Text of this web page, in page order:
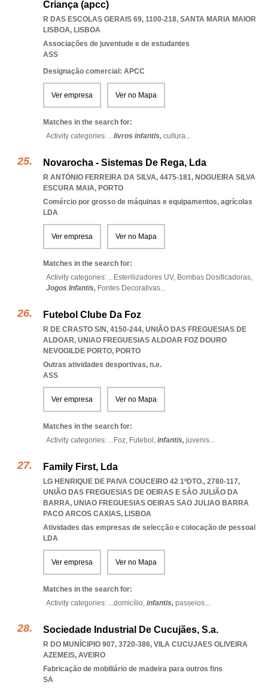
Criança (apcc)
R DAS ESCOLAS GERAIS 69, 1100-218, SANTA MARIA MAIOR
LISBOA, LISBOA
Associações de juventude e de estudantes
ASS
Designação comercial: APCC
Ver empresa Ver no Mapa
Matches in the search for:
Activity categories: ...livros infantis, cultura...
Novarocha - Sistemas De Rega, Lda
R ANTÓNIO FERREIRA DA SILVA, 4475-181, NOGUEIRA SILVA
ESCURA MAIA, PORTO
Comércio por grosso de máquinas e equipamentos, agrícolas
LDA
Ver empresa Ver no Mapa
Matches in the search for:
Activity categories: ...Esterilizadores UV, Bombas Dosificadoras,
Jogos Infantis, Fontes Decorativas...
Futebol Clube Da Foz
R DE CRASTO S/N, 4150-244, UNIÃO DAS FREGUESIAS DE
ALDOAR, UNIAO FREGUESIAS ALDOAR FOZ DOURO
NEVOGILDE PORTO, PORTO
Outras atividades desportivas, n.e.
ASS
Ver empresa Ver no Mapa
Matches in the search for:
Activity categories: ...Foz, Futebol, infantis, juvenis...
Family First, Lda
LG HENRIQUE DE PAIVA COUCEIRO 42 1ºDTO., 2780-117,
UNIÃO DAS FREGUESIAS DE OEIRAS E SÃO JULIÃO DA
BARRA, UNIAO FREGUESIAS OEIRAS SAO JULIAO BARRA
PACO ARCOS CAXIAS, LISBOA
Atividades das empresas de selecção e colocação de pessoal
LDA
Ver empresa Ver no Mapa
Matches in the search for:
Activity categories: ...domicílio, infantis, passeios...
Sociedade Industrial De Cucujães, S.a.
R DO MUNÍCIPIO 907, 3720-386, VILA CUCUJAES OLIVEIRA
AZEMEIS, AVEIRO
Fabricação de mobiliário de madeira para outros fins
SA